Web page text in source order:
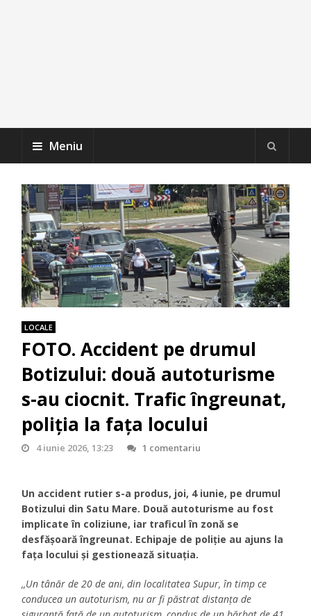
Meniu
LOCALE
FOTO. Accident pe drumul
Botizului: două autoturisme
s-au ciocnit. Trafic îngreunat,
poliția la fața locului
4 iunie 2026, 13:23 1 comentariu
Un accident rutier s-a produs, joi, 4 iunie, pe drumul
Botizului din Satu Mare. Două autoturisme au fost
implicate în coliziune, iar traficul în zonă se
desfășoară îngreunat. Echipaje de poliție au ajuns la
fața locului și gestionează situația.
,,Un tânăr de 20 de ani, din localitatea Supur, în timp ce
conducea un autoturism, nu ar fi păstrat distanța de